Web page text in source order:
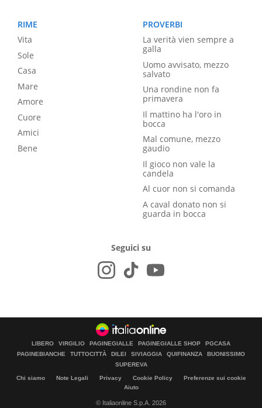
RIME
Vita
Sole
Casa
Mare
Amore
Cuore
Amici
Bene
PROVERBI
La verità vien sempre a
galla
Uomo avvisato, mezzo
salvato
Una rondine non fa
primavera
Il mattino ha l'oro in
bocca
Mal comune, mezzo
gaudio
Il gioco non vale la
candela
Al cuor non si comanda
A caval donato non si
guarda in bocca
Seguici su
LIBERO VIRGILIO PAGINEGIALLE PAGINEGIALLE SHOP
PGCASA
PAGINEBIANCHE
TUTTOCITTÀ DILEI SIVIAGGIA QUIFINANZA
BUONISSIMO
SUPEREVA
Chi siamo Note Legali Privacy Cookie Policy
Preferenze sui cookie
Aiuto
© Italiaonline S.p.A. 2026